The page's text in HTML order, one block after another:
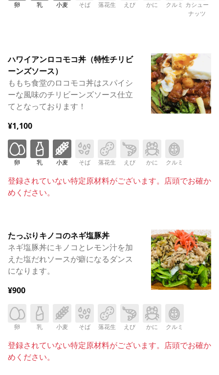
卵 乳 小麦 そば 落花生 えび かに クルミ カシュー
ナッツ
ハワイアンロコモコ丼（特性チリビ
ーンズソース）
ももち食堂のロコモコ丼はスパイシ
ーな風味のチリビーンズソース仕立
てとなっております！
¥1,100
卵 乳 小麦 そば 落花生 えび かに クルミ
登録されていない特定原材料がございます。店頭でお確か
めください。
たっぷりキノコのネギ塩豚丼
ネギ塩豚丼にキノコとレモン汁を加
えた塩だれソースが癖になるダンス
になります。
¥900
卵 乳 小麦 そば 落花生 えび かに クルミ
登録されていない特定原材料がございます。店頭でお確か
めください。